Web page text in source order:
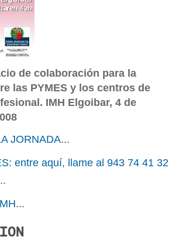
de colaboración para la
las PYMES y los centros de
IMH Elgoibar, 4 de
JORNADA...
entre aquí, llame al 943 74 41 32
...